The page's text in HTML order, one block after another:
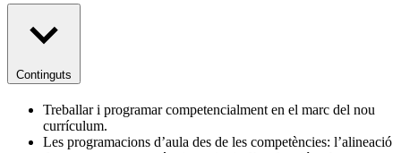
Continguts
Treballar i programar competencialment en el marc del nou
currículum.
Les programacions d’aula des de les competències: l’alineació